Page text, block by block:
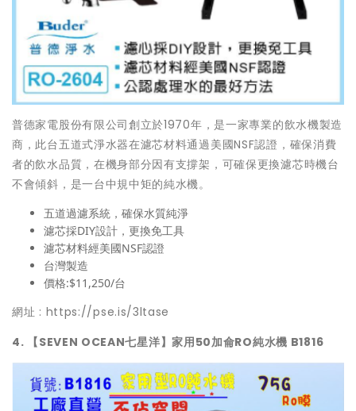
普德家電股份有限公司創立於1970年，是一家專業的飲水機製造
商，此台五道式淨水器在濾芯材料通過美國NSF認證，確保消費
者的飲水品質，在機身部分因有支撐架，可確保更換濾芯時機台
不會傾斜，是一台中規中矩的純水機。
五道過濾系統，確保水質純淨
濾芯採DIY設計，更換免工具
濾芯材料經美國NSF認證
台灣製造
價格:$11,250/台
網址 : https://pse.is/3ltase
4. 【SEVEN OCEAN七星洋】家用50加侖RO純水機 B1816